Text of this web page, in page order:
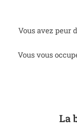
Vous avez peur
Vous vous
La